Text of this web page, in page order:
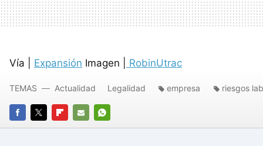
Vía | Expansión Imagen | RobinUtrac
FACEBOOK
TWITTERFLIPBOARD
E-
WHATSAPP
TEMAS Actualidad Legalidad empresa riesgos